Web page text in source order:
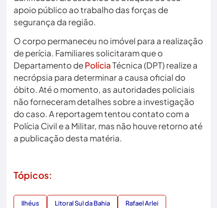
apoio público ao trabalho das forças de
segurança da região.
O corpo permaneceu no imóvel para a realização
de perícia. Familiares solicitaram que o
Departamento dePolíciaTécnica (DPT) realize a
necrópsia para determinar a causa oficial do
óbito. Até o momento, as autoridades policiais
não forneceram detalhes sobre a investigação
do caso. A reportagem tentou contato com a
Polícia Civil e a Militar, mas não houve retorno até
a publicação desta matéria.
Tópicos:
Ilhéus Litoral Sul da Bahia Rafael Arlei